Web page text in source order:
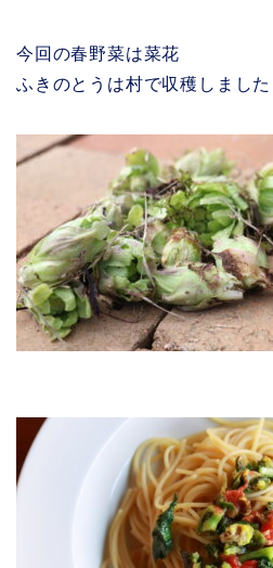
今回の春野菜は菜花
ふきのとうは村で収穫しました